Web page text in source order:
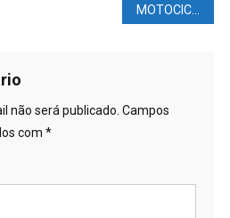
não será publicado. Campos
com *